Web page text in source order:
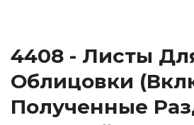
4408 - Листы
Облицовки
Полученные